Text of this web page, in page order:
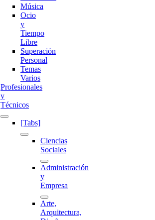
Música
Ocio
y
Tiempo
Libre
Superación
Personal
Temas
Varios
Profesionales
y
Técnicos
[Tabs]
Ciencias
Sociales
Administración
y
Empresa
Arte,
Arquitectura,